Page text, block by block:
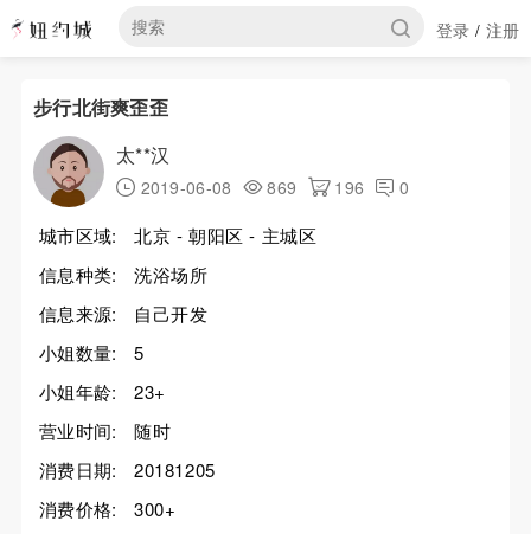
登录 / 注册
步行北街爽歪歪
太**汉
2019-06-08 869 196 0
城市区域:
北京 - 朝阳区 - 主城区
信息种类:
洗浴场所
信息来源:
自己开发
小姐数量:
5
小姐年龄:
23+
营业时间:
随时
消费日期:
20181205
消费价格:
300+